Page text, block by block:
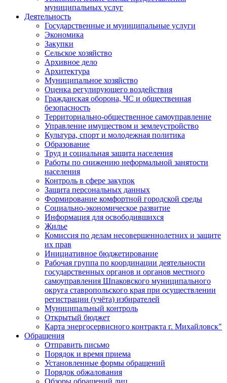
муниципальных услуг
Деятельность
Государственные и муниципальные услуги
Экономика
Закупки
Сельское хозяйство
Архивное дело
Архитектура
Муниципальное хозяйство
Оценка регулирующего воздействия
Гражданская оборона, ЧС и общественная
безопасность
Территориально-общественное самоуправление
Управление имуществом и землеустройство
Культура, спорт и молодежная политика
Образование
Труд и социальная защита населения
Работы по снижению неформальной занятости
населения
Контроль в сфере закупок
Защита персональных данных
Формирование комфортной городской среды
Социально-экономическое развитие
Информация для освободившихся
Жилье
Комиссия по делам несовершеннолетних и защите
их прав
Инициативное бюджетирование
Рабочая группа по координации деятельности
государственных органов и органов местного
самоуправления Шпаковского муниципального
округа ставропольского края при осуществлении
регистрации (учёта) избирателей
Муниципальный контроль
Открытый бюджет
Карта энергосервисного контракта г. Михайловск"
Обращения
Отправить письмо
Порядок и время приема
Установленные формы обращений
Порядок обжалования